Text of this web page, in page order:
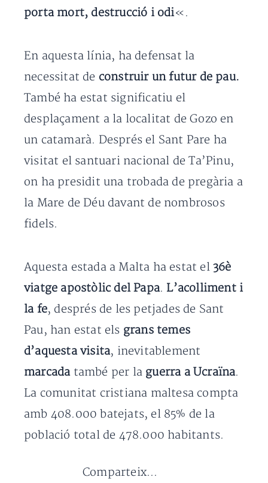
porta mort, destrucció i odi«.
En aquesta línia, ha defensat la
necessitat de construir un futur de pau.
També ha estat significatiu el
desplaçament a la localitat de Gozo en
un catamarà. Després el Sant Pare ha
visitat el santuari nacional de Ta’Pinu,
on ha presidit una trobada de pregària a
la Mare de Déu davant de nombrosos
fidels.
Aquesta estada a Malta ha estat el 36è
viatge apostòlic del Papa. L’acolliment i
la fe, després de les petjades de Sant
Pau, han estat els grans temes
d’aquesta visita, inevitablement
marcada també per la guerra a Ucraïna.
La comunitat cristiana maltesa compta
amb 408.000 batejats, el 85% de la
població total de 478.000 habitants.
Comparteix...